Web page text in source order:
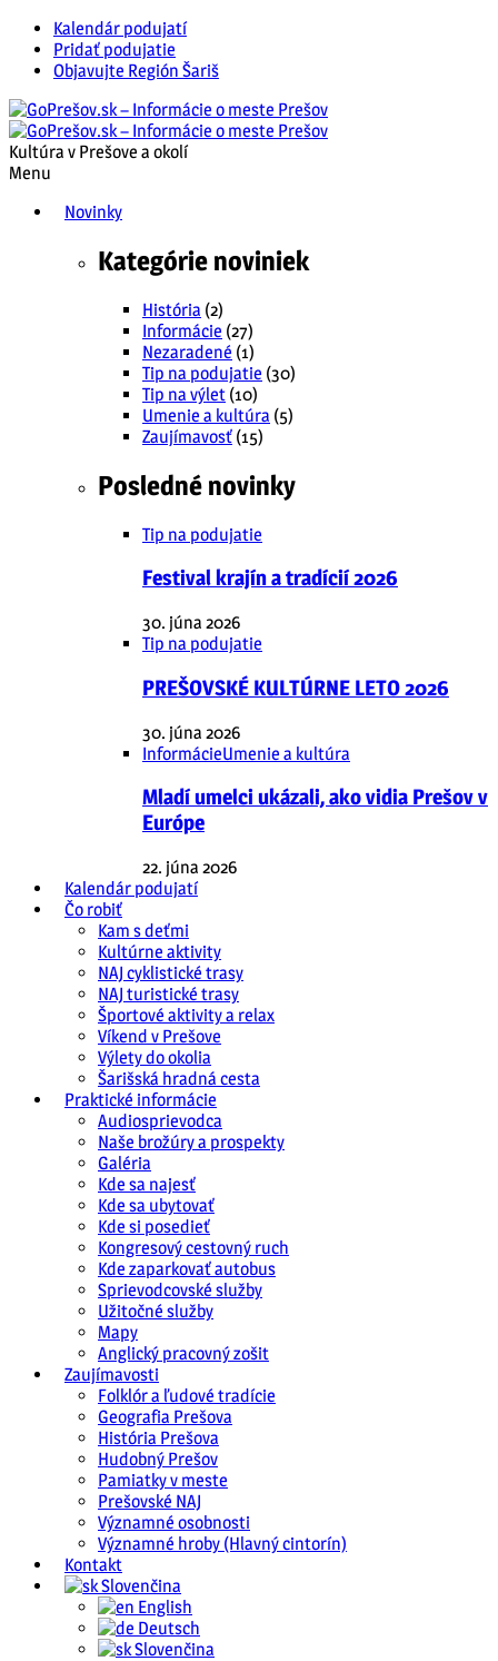
Kalendár podujatí
Pridať podujatie
Objavujte Región Šariš
Kultúra v Prešove a okolí
Menu
Novinky
Kategórie noviniek
História (2)
Informácie (27)
Nezaradené (1)
Tip na podujatie (30)
Tip na výlet (10)
Umenie a kultúra (5)
Zaujímavosť (15)
Posledné novinky
Tip na podujatie
Festival krajín a tradícií 2026
30. júna 2026
Tip na podujatie
PREŠOVSKÉ KULTÚRNE LETO 2026
30. júna 2026
InformácieUmenie a kultúra
Mladí umelci ukázali, ako vidia Prešov v
Európe
22. júna 2026
Kalendár podujatí
Čo robiť
Kam s deťmi
Kultúrne aktivity
NAJ cyklistické trasy
NAJ turistické trasy
Športové aktivity a relax
Víkend v Prešove
Výlety do okolia
Šarišská hradná cesta
Praktické informácie
Audiosprievodca
Naše brožúry a prospekty
Galéria
Kde sa najesť
Kde sa ubytovať
Kde si posedieť
Kongresový cestovný ruch
Kde zaparkovať autobus
Sprievodcovské služby
Užitočné služby
Mapy
Anglický pracovný zošit
Zaujímavosti
Folklór a ľudové tradície
Geografia Prešova
História Prešova
Hudobný Prešov
Pamiatky v meste
Prešovské NAJ
Významné osobnosti
Významné hroby (Hlavný cintorín)
Kontakt
Slovenčina
English
Deutsch
Slovenčina